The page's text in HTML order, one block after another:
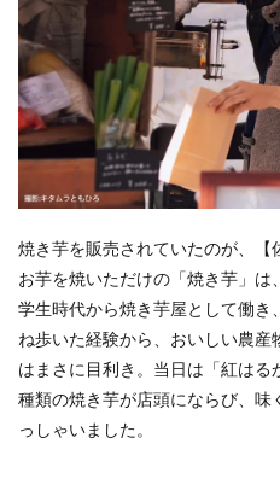
焼き芋を販売されていたのが、【
お芋を焼いただけの「焼き芋」は
学生時代から焼き芋屋として働
ね歩いた経験から、おいしい農
はまさに目利き。当日は「紅はる
種類の焼き芋が店頭にならび、味
っしゃいました。